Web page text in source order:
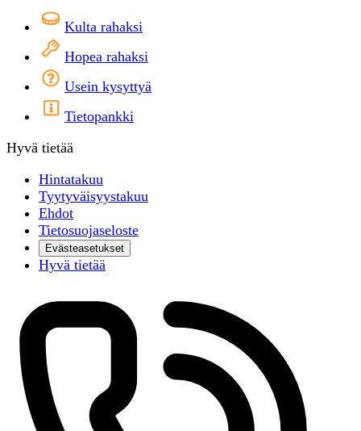
Kulta rahaksi
Hopea rahaksi
Usein kysyttyä
Tietopankki
Hyvä tietää
Hintatakuu
Tyytyväisyystakuu
Ehdot
Tietosuojaseloste
Evästeasetukset
Hyvä tietää